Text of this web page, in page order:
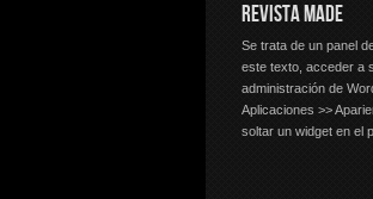
REVISTA MADE
Se trata de un panel
este texto, acceder a
administración de
Aplicaciones >>
soltar un widget en el